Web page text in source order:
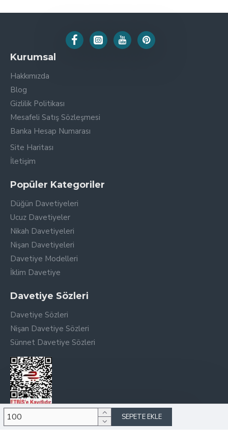
SEPETE EKLE
Kurumsal
Hakkımızda
Blog
Gizlilik Politikası
Mesafeli Satış Sözleşmesi
Banka Hesap Numarası
Site Haritası
İletişim
Popüler Kategoriler
Düğün Davetiyeleri
Ucuz Davetiyeler
Nikah Davetiyeleri
Nişan Davetiyeleri
Davetiye Modelleri
İklim Davetiye
Davetiye Sözleri
Davetiye Sözleri
Nişan Davetiye Sözleri
Sünnet Davetiye Sözleri
Copyright © 2026, Aleyna Davetiye